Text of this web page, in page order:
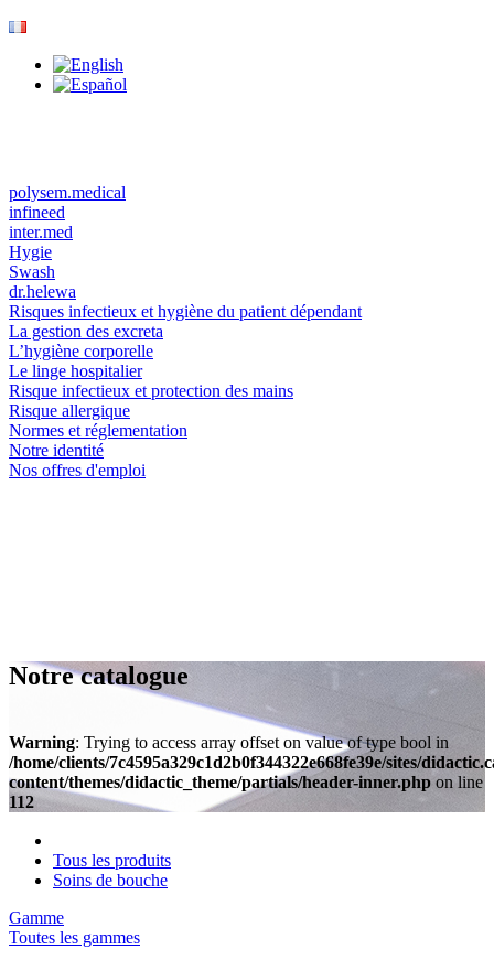
polysem.medical
infineed
inter.med
Hygie
Swash
dr.helewa
Risques infectieux et hygiène du patient dépendant
La gestion des excreta
L’hygiène corporelle
Le linge hospitalier
Risque infectieux et protection des mains
Risque allergique
Normes et réglementation
Notre identité
Nos offres d'emploi
Notre catalogue
Warning: Trying to access array offset on value of type bool in
/home/clients/7c4595a329c1d2b0f344322e668fe39e/sites/
content/themes/didactic_theme/partials/header-inner.php on line
112
Tous les produits
Soins de bouche
Gamme
Toutes les gammes